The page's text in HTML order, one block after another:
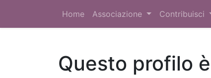
Home Associazione Contribuisci
Questo profilo